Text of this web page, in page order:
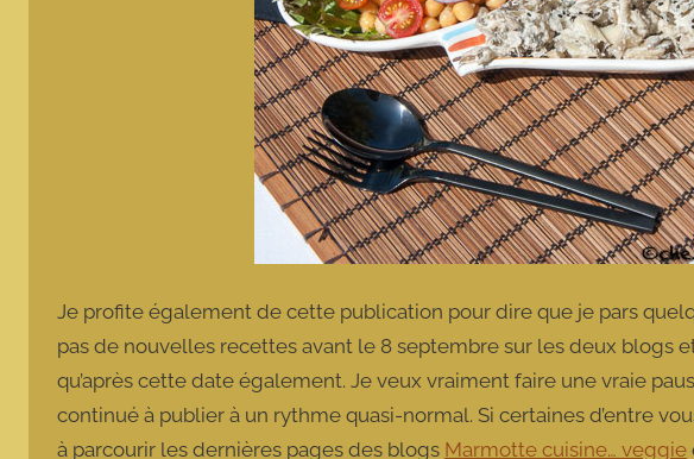
Je profite également de cette publication pour dire que je pars
pas de nouvelles recettes avant le 8 septembre sur les deux blogs
qu’après cette date également. Je veux vraiment faire une vraie
continué à publier à un rythme quasi-normal. Si certaines d’entre
à parcourir les dernières pages des blogs Marmotte cuisine… veggie